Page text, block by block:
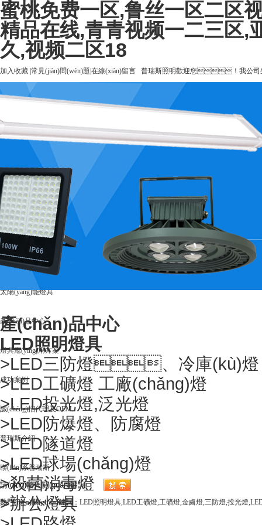
蜜桃免费一区,鲁丝一区二区
精品在线,青青视频一二三区,
久,视频二区18
加入收藏 常見(jiàn)問(wèn)題 在線(xiàn)留言 普瑞斯照明歡迎您！我公司
爆燈 、
20年致力于燈具研發(fā)創(chuàng)新
高品質(zhì)燈具制造商
咨詢(xún)熱線(xiàn)：400-6696-128
普瑞斯首頁(yè)
LED照明燈具
太陽(yáng)能燈具
產(chǎn)品中心
燈具應(yīng)用方案
成功案例
誠(chéng)招代理及OEM
普瑞斯介紹
聯(lián)系普瑞斯
熱門(mén)關(guān)鍵詞 ： LED照明燈具,LED工礦燈,工礦燈,金鹵燈,三防燈,投光燈
產(chǎn)品中心
LED照明燈具
>LED三防燈、冷庫(kù)燈
>LED工礦燈 工廠(chǎng)燈
>LED投光燈,泛光燈
>LED防爆燈、防腐燈
>LED隧道燈
>LED球場(chǎng)燈
>殺菌消毒燈
>辦公燈具